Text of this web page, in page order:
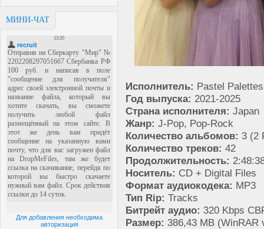
МИНИ-ЧАТ
Для добавления необходима
авторизация
Исполнитель: Pastel Palettes
Год выпуска: 2021-2025
Страна исполнителя: Japan
Жанр: J-Pop, Pop-Rock
Количество альбомов: 3 (2
Количество треков: 42
Продолжительность:
Носитель: CD + Digital Files
Формат аудиокодека: MP3
Тип Rip: Tracks
Битрейт аудио: 320 Kbps
Размер: 386,43 MB (WinRAR